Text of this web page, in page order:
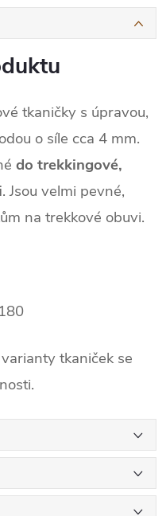
tkaničky s úpravou,
o síle cca 4 mm.
do trekkingové,
. Jsou velmi pevné,
na trekkové obuvi.
tkaniček se